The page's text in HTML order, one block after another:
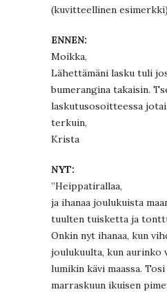
(kuvitteellinen
ENNEN:
Moikka,
Lähettämäni lasku tuli
bumerangina takaisin.
laskutusosoitteessa
terkuin,
Krista
NYT:
”Heippatirallaa,
ja ihanaa joulukuista
tuulten tuisketta ja
Onkin nyt ihanaa, kun
joulukuulta, kun aurinko
lumikin kävi maassa.
marraskuun ikuisen